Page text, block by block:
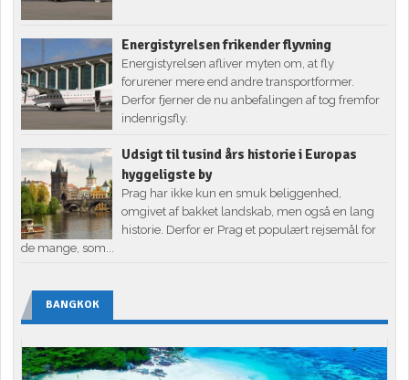
Energistyrelsen frikender flyvning
Energistyrelsen afliver myten om, at fly
forurener mere end andre transportformer.
Derfor fjerner de nu anbefalingen af tog fremfor
indenrigsfly.
Udsigt til tusind års historie i Europas
hyggeligste by
Prag har ikke kun en smuk beliggenhed,
omgivet af bakket landskab, men også en lang
historie. Derfor er Prag et populært rejsemål for
de mange, som...
BANGKOK